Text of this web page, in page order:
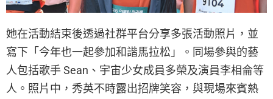
她在活動結束後透過社群平台分享多張活動照片，並
寫下「今年也一起參加和諧馬拉松」。同場參與的藝
人包括歌手 Sean、宇宙少女成員多榮及演員李相侖等
人。照片中，秀英不時露出招牌笑容，與現場來賓熱